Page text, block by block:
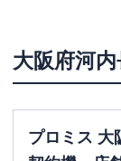
大阪府河
プロミス 大